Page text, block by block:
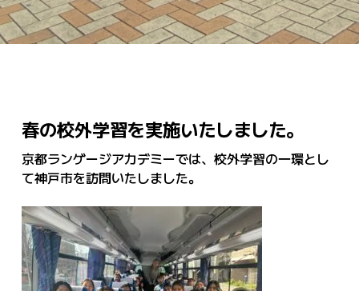
春の校外学習を実施いたしました。
京都ランゲージアカデミーでは、校外学習の一環とし
て神戸市を訪問いたしました。